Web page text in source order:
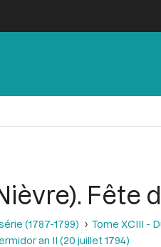
Fête
(1787-1799)
Tome XCIII -
an II (20 juillet 1794)